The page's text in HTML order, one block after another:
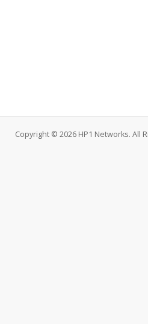
Copyright © 2026 HP1 Networks. All